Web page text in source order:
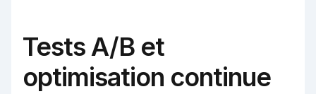
Tests A/B et
optimisation continue